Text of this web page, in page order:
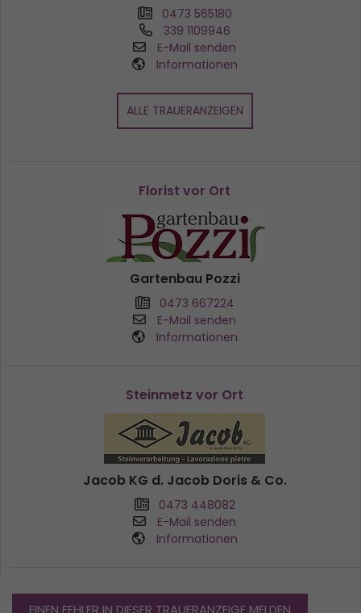
0473 565180
339 1109946
E-Mail senden
Informationen
ALLE TRAUERANZEIGEN
Florist vor Ort
Gartenbau Pozzi
0473 667224
E-Mail senden
Informationen
Steinmetz vor Ort
Jacob KG d. Jacob Doris & Co.
0473 448082
E-Mail senden
Informationen